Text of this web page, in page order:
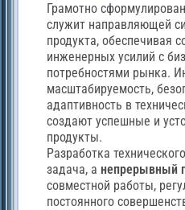
Грамотно
служит направляющей
продукта, обеспечивая
инженерных усилий с
потребностями рынка.
масштабируемость,
адаптивность в
создают успешные и
продукты.
Разработка
задача, а непрерывный
совместной работы,
постоянного